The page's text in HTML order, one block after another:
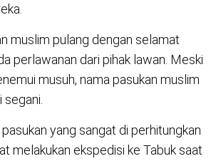
muslim pulang dengan selamat
perlawanan dari pihak lawan. Meski
musuh, nama pasukan muslim
yang sangat di perhitungkan
melakukan ekspedisi ke Tabuk saat